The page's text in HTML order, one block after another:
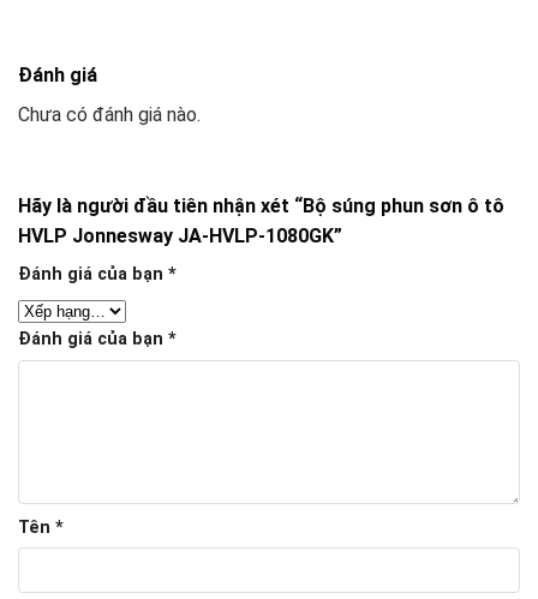
Đánh giá
Chưa có đánh giá nào.
Hãy là người đầu tiên nhận xét “Bộ súng phun sơn ô tô
HVLP Jonnesway JA-HVLP-1080GK”
Đánh giá của bạn *
Đánh giá của bạn *
Tên *